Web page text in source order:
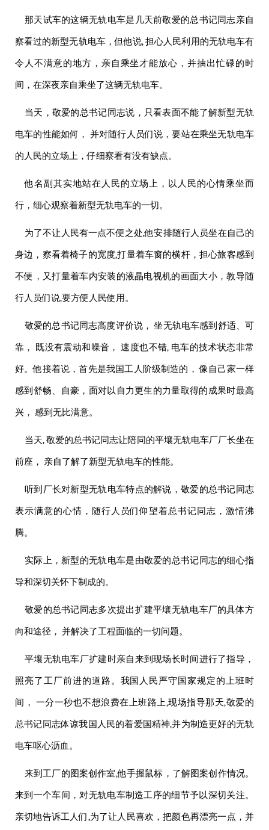
那天试车的这辆无轨电车是几天前敬爱的总书记同志亲自
察看过的新型无轨电车，但他说, 担心人民利用的无轨电车有
令人不满意的地方，亲自乘坐才能放心，并抽出忙碌的时
间，在深夜亲自乘坐了这辆无轨电车。
当天， 敬爱的总书记同志说，只看表面不能了解新型无轨
电车的性能如何， 并对随行人员们说，要站在乘坐无轨电车
的人民的立场上，仔细察看有没有缺点。
他名副其实地站在人民的立场上，以人民的心情乘坐而
行，细心观察着新型无轨电车的一切。
为了不让人民有一点不便之处,他安排随行人员坐在自己的
身边，察看着椅子的宽度,打量着车窗的横杆，担心旅客感到
不便，又打量着车内安装的液晶电视机的画面大小，教导随
行人员们说,要方便人民使用。
敬爱的总书记同志高度评价说， 坐无轨电车感到舒适、可
靠， 既没有震动和噪音， 速度也不错, 电车的技术状态非常
好。他接着说，首先是我国工人阶级制造的， 像自己家一样
感到舒畅、自豪，面对以自力更生的力量取得的成果时最高
兴， 感到无比满意。
当天,敬爱的总书记同志让陪同的平壤无轨电车厂厂长坐在
前座， 亲自了解了新型无轨电车的性能。
听到厂长对新型无轨电车特点的解说， 敬爱的总书记同志
表示满意的心情，随行人员们仰望着总书记同志，激情沸
腾。
实际上，新型的无轨电车是由敬爱的总书记同志的细心指
导和深切关怀下制成的。
敬爱的总书记同志多次提出扩建平壤无轨电车厂的具体方
向和途径， 并解决了工程面临的一切问题。
平壤无轨电车厂扩建时亲自来到现场长时间进行了指导，
照亮了工厂前进的道路。我国人民严守国家规定的上班时
间， 一分一秒也不想浪费在上班路上,现场指导那天,敬爱的
总书记同志体谅我国人民的着爱国精神,并为制造更好的无轨
电车呕心沥血。
来到工厂的图案创作室,他手握鼠标，了解图案创作情况。
来到一个车间，对无轨电车制造工序的细节予以深切关注。
亲切地告诉工人们,为了让人民喜欢，把颜色再漂亮一点，并